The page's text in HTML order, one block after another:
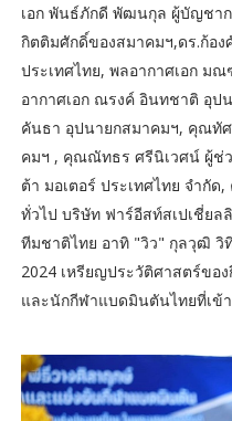
เอก พันธ์ภักดี พัฒนกุล ผู้บัญชา
กิตติมศักดิ์ของสมาคมฯ,ดร.ก้อ
ประเทศไทย, พลอากาศเอก
อากาศเอก ณรงค์ อินทชาติ อุป
คันธา อุปนายกสมาคมฯ, คุณทั
คมฯ , คุณณัทธร ศรีนิเวศน์ ผู้ช่
ต้า มอเตอร์ ประเทศไทย จำกั
ทั่วไป บริษัท ฟาร์อีสท์สเปเชี่ย
ทีมชาติไทย อาทิ "วิว" กุลวุฒิ วิ
2024 เหรียญประวัติศาสตร์ข
และนักกีฬาแบดมินตันไทยที่เข้